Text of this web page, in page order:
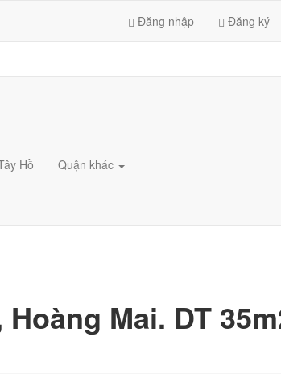
Đăng nhập Đăng ký
Hồ Quận khác
Mai. DT